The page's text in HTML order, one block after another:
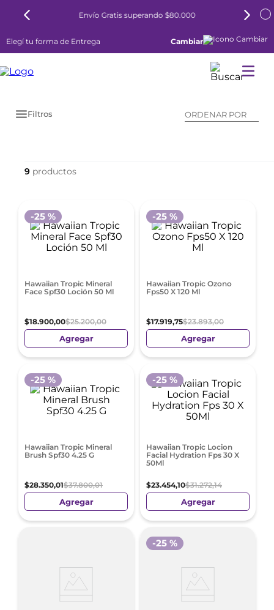
Envío Gratis superando $80.000
Elegí tu forma de Entrega Cambiar
Filtros ORDENAR POR
9
Hawaiian Tropic Mineral
Face Spf30 Loción 50 Ml
$18.900,00$25.200,00
-25 %
Agregar
Hawaiian Tropic Ozono
Fps50 X 120 Ml
$17.919,75$23.893,00
-25 %
Agregar
Hawaiian Tropic Mineral
Brush Spf30 4.25 G
$28.350,01$37.800,01
-25 %
Agregar
Hawaiian Tropic Locion
Facial Hydration Fps 30 X
50Ml
$23.454,10$31.272,14
-25 %
Agregar
-25 %